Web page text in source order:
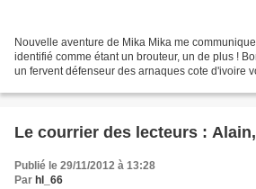
Nouvelle aventure de Mika Mika me
identifié comme étant un brouteur, un de plus !
un fervent défenseur des arnaques cote d'ivoire
Le courrier des lecteurs :
Publié le 29/11/2012 à 13:28
Par hl_66